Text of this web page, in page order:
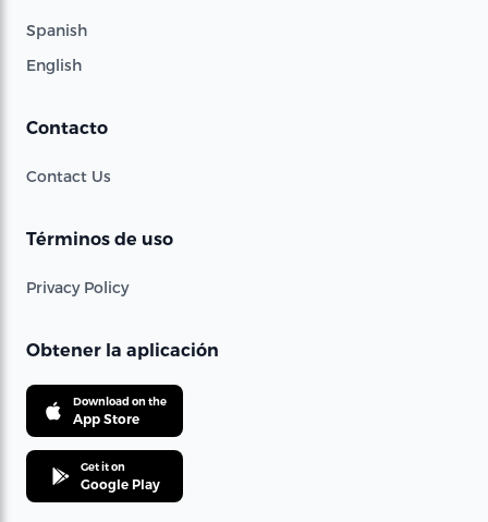
Spanish
English
Contacto
Contact Us
Términos de uso
Privacy Policy
Obtener la aplicación
Download on the
App Store
Get it on
Google Play